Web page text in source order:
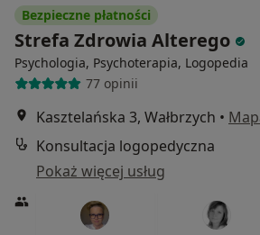
Bezpieczne płatności
Strefa Zdrowia Alterego
Psychologia, Psychoterapia, Logopedia
77 opinii
Kasztelańska 3, Wałbrzych •
Konsultacja logopedyczna
Pokaż więcej usług